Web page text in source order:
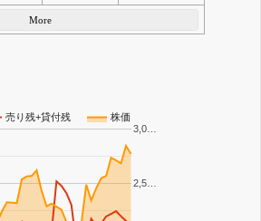
More
売り残+貸付残 株価
2,5…
3,0…